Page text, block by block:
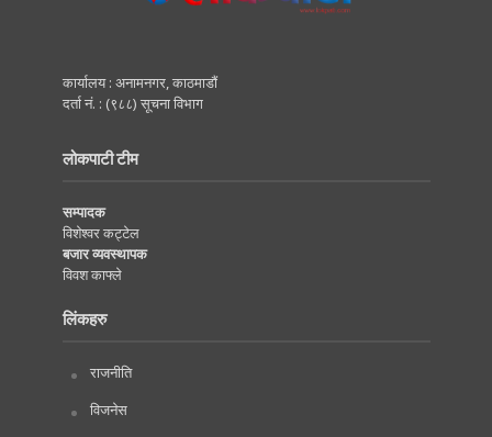
कार्यालय : अनामनगर, काठमाडाैं
दर्ता नं. : (९८८) सूचना विभाग
लोकपाटी टीम
सम्पादक
विशेश्वर कट्टेल
बजार व्यवस्थापक
विवश काफ्ले
लिंकहरु
राजनीति
विजनेस